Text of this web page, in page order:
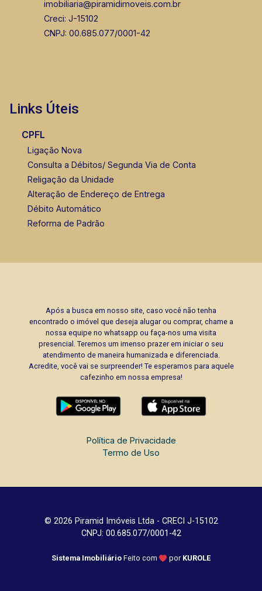
imobiliaria@piramidimoveis.com.br
Creci: J-15102
CNPJ: 00.685.077/0001-42
Links Úteis
CPFL
Ligação Nova
Consulta a Débitos/ Segunda Via de Conta
Religação da Unidade
Alteração de Endereço de Entrega
Débito Automático
Reforma de Padrão
Após a busca em nosso site, caso você não tenha
encontrado o imóvel que deseja alugar ou comprar, chame a
nossa equipe no whatsapp ou faça-nos uma visita
presencial. Teremos um imenso prazer em iniciar o seu
atendimento de maneira humanizada e diferenciada.
Acredite, você vai se surpreender! Te esperamos para aquele
cafezinho em nossa empresa!
Política de Privacidade
Termo de Uso
© 2026 Piramid Imóveis Ltda - CRECI J-15102
CNPJ: 00.685.077/0001-42
Sistema Imobiliário Feito com por KUROLE